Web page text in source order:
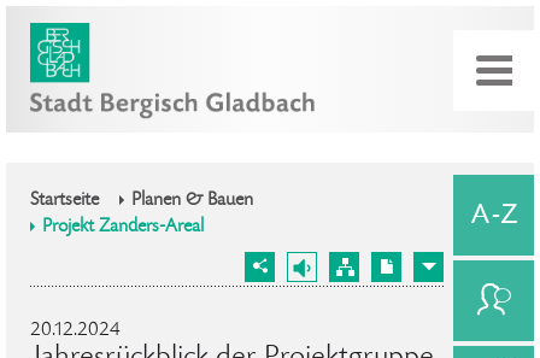
Startseite
Planen & Bauen
Projekt Zanders-Areal
20.12.2024